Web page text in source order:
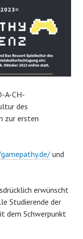
A-CH-
des
zur ersten
und
erwünscht
Studierende der
dem Schwerpunkt